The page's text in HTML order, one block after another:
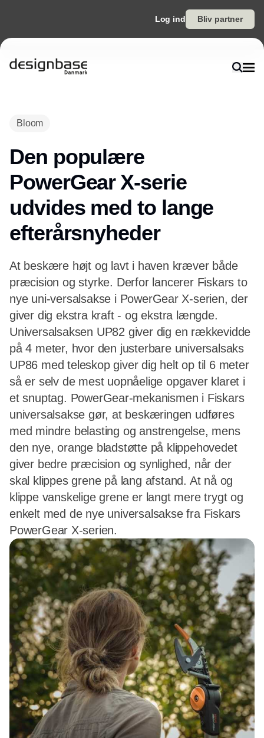
Log ind Bliv partner
Bloom
Den populære
PowerGear X-serie
udvides med to lange
efterårsnyheder
At beskære højt og lavt i haven kræver både
præcision og styrke. Derfor lancerer Fiskars to
nye uni-versalsakse i PowerGear X-serien, der
giver dig ekstra kraft - og ekstra længde.
Universalsaksen UP82 giver dig en rækkevidde
på 4 meter, hvor den justerbare universalsaks
UP86 med teleskop giver dig helt op til 6 meter 
så er selv de mest uopnåelige opgaver klaret i
et snuptag. PowerGear-mekanismen i Fiskars
universalsakse gør, at beskæringen udføres
med mindre belasting og anstrengelse, mens
den nye, orange bladstøtte på klippehovedet
giver bedre præcision og synlighed, når der
skal klippes grene på lang afstand. At nå og
klippe vanskelige grene er langt mere trygt og
enkelt med de nye universalsakse fra Fiskars
PowerGear X-serien.